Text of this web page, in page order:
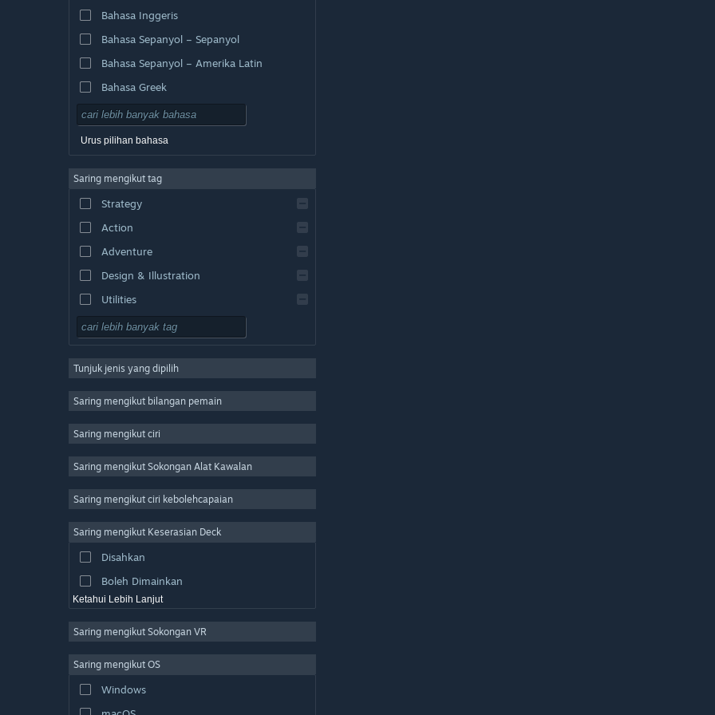
Bahasa Inggeris
Bahasa Sepanyol – Sepanyol
Bahasa Sepanyol – Amerika Latin
Bahasa Greek
Urus pilihan bahasa
Saring mengikut tag
Strategy
Action
Adventure
Design & Illustration
Utilities
Free to Play
Massively Multiplayer
Casual
Simulation
Video Production
Photo Editing
Tunjuk jenis yang dipilih
Saring mengikut bilangan pemain
Saring mengikut ciri
Saring mengikut Sokongan Alat Kawalan
Saring mengikut ciri kebolehcapaian
Saring mengikut Keserasian Deck
Disahkan
Boleh Dimainkan
Ketahui Lebih Lanjut
Saring mengikut Sokongan VR
Saring mengikut OS
Windows